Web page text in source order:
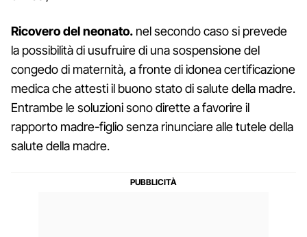
Ricovero del neonato. nel secondo caso si prevede
la possibilità di usufruire di una sospensione del
congedo di maternità, a fronte di idonea certificazione
medica che attesti il buono stato di salute della madre.
Entrambe le soluzioni sono dirette a favorire il
rapporto madre-figlio senza rinunciare alle tutele della
salute della madre.